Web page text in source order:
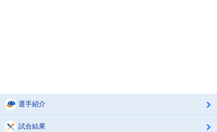
選手紹介
試合結果